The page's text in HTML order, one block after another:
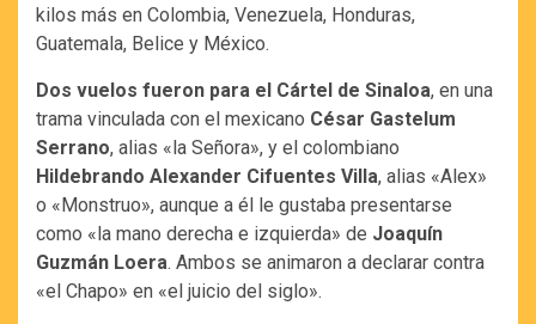
kilos más en Colombia, Venezuela, Honduras,
Guatemala, Belice y México.
Dos vuelos fueron para el Cártel de Sinaloa, en una
trama vinculada con el mexicano César Gastelum
Serrano, alias «la Señora», y el colombiano
Hildebrando Alexander Cifuentes Villa, alias «Alex»
o «Monstruo», aunque a él le gustaba presentarse
como «la mano derecha e izquierda» de Joaquín
Guzmán Loera. Ambos se animaron a declarar contra
«el Chapo» en «el juicio del siglo».